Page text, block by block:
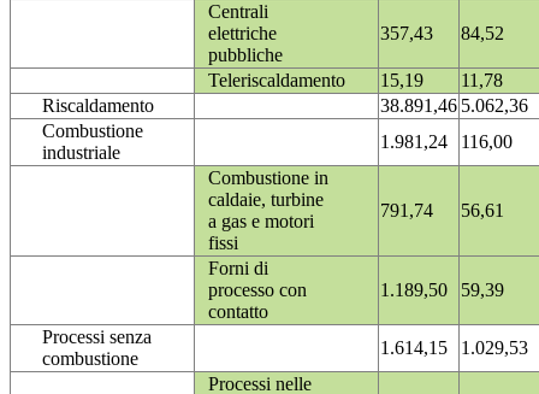
Centrali
elettriche
pubbliche
357,43 84,52
Teleriscaldamento 15,19
11,78
Riscaldamento
38.891,46 5.062,36
Combustione
industriale
1.981,24
116,00
Combustione in
caldaie, turbine
a gas e motori
fissi
791,74 56,61
Forni di
processo con
contatto
1.189,50 59,39
Processi senza
combustione
1.614,15
1.029,53
Processi nelle